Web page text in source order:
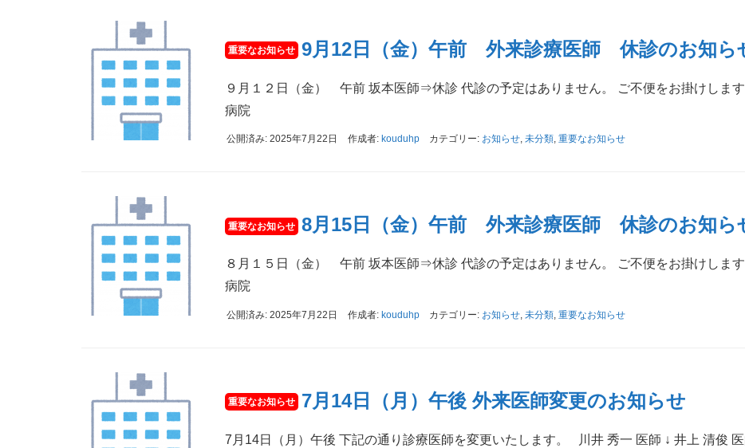
9月12日（金）午前 外来診療医師 休診のお知ら
９月１２日（金） 午前 坂本医師⇒休診 代診の予定はありません。 ご不便をお掛けしま
病院
公開済み: 2025年7月22日 作成者: kouduhp カテゴリー: お知らせ,未分類,重要なお知らせ
8月15日（金）午前 外来診療医師 休診のお知ら
８月１５日（金） 午前 坂本医師⇒休診 代診の予定はありません。 ご不便をお掛けしま
病院
公開済み: 2025年7月22日 作成者: kouduhp カテゴリー: お知らせ ,未分類 ,重要なお知らせ
7月14日（月）午後 外来医師変更のお知らせ
7月14日（月）午後 下記の通り診療医師を変更いたします。 川井 秀一 医師 ↓ 井上 清俊